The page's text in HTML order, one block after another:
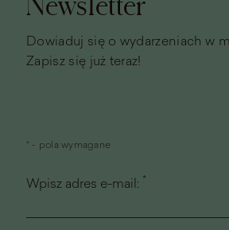
Dowiaduj się o wydarzeniach w
Zapisz się już teraz!
* - pola wymagane
Wpisz adres e-mail: *